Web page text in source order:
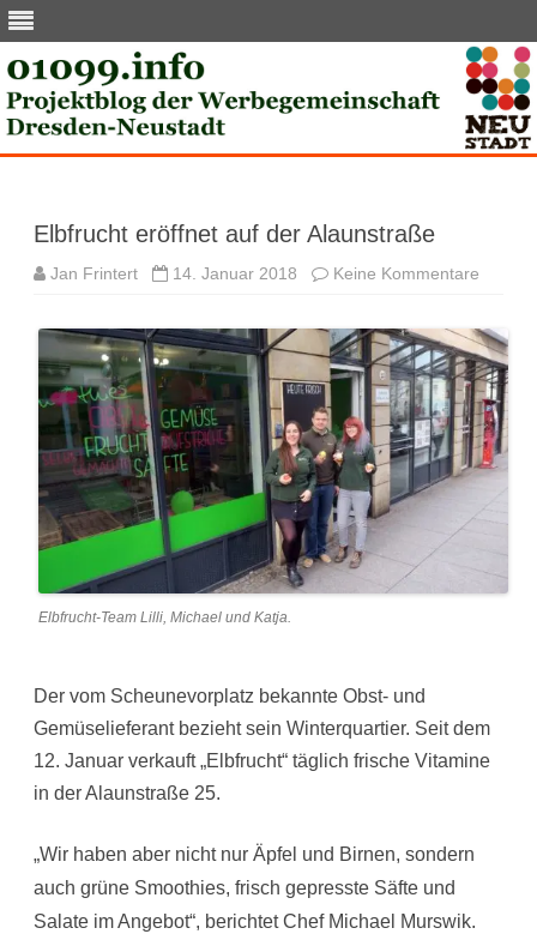
Elbfrucht eröffnet auf der Alaunstraße
Jan Frintert 14. Januar 2018 Keine Kommentare
der
Elbfrucht-Team Lilli, Michael und Katja.
Der vom Scheunevorplatz bekannte Obst- und
Gemüselieferant bezieht sein Winterquartier. Seit dem
12. Januar verkauft „Elbfrucht“ täglich frische Vitamine
in der Alaunstraße 25.
„Wir haben aber nicht nur Äpfel und Birnen, sondern
auch grüne Smoothies, frisch gepresste Säfte und
Salate im Angebot“, berichtet Chef Michael Murswik.